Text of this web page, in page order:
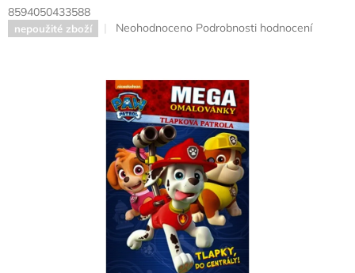
8594050433588
nepoužité zboží
Průměrné
0,0
z
5
hvězdiček.
Neohodnoceno Podrobnosti hodnocení